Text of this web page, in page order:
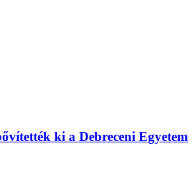
ki a Debreceni Egyetem